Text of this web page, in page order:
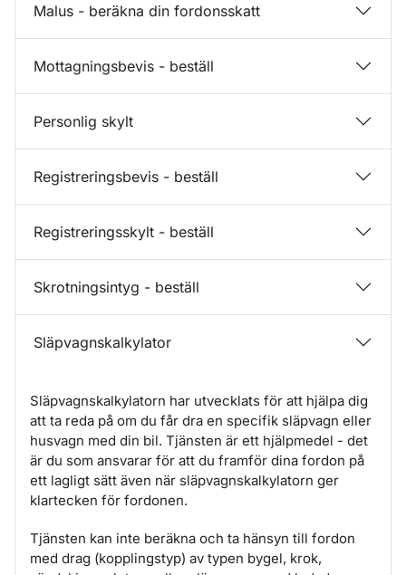
Malus - beräkna din fordonsskatt
Mottagningsbevis - beställ
Personlig skylt
Registreringsbevis - beställ
Registreringsskylt - beställ
Skrotningsintyg - beställ
Släpvagnskalkylator
Släpvagnskalkylatorn har utvecklats för att hjälpa dig
att ta reda på om du får dra en specifik släpvagn eller
husvagn med din bil. Tjänsten är ett hjälpmedel - det
är du som ansvarar för att du framför dina fordon på
ett lagligt sätt även när släpvagnskalkylatorn ger
klartecken för fordonen.
Tjänsten kan inte beräkna och ta hänsyn till fordon
med drag (kopplingstyp) av typen bygel, krok,